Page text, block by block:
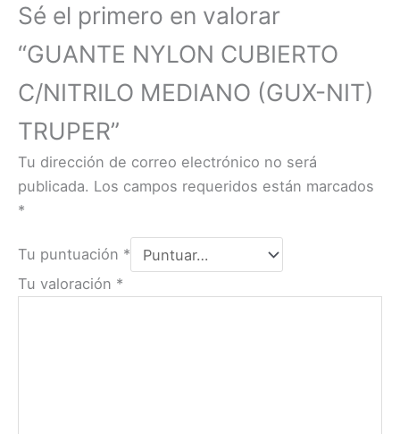
Sé el primero en valorar
“GUANTE NYLON CUBIERTO
C/NITRILO MEDIANO (GUX-NIT)
TRUPER”
Tu dirección de correo electrónico no será
publicada. Los campos requeridos están marcados
*
Tu puntuación *
Tu valoración *